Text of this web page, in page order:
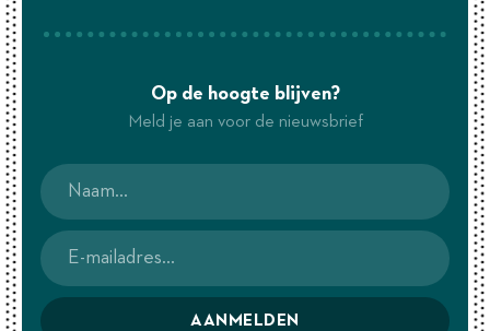
Op de hoogte blijven?
Meld je aan voor de nieuwsbrief
AANMELDEN